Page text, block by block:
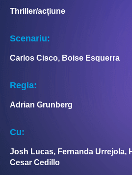
Thriller/acțiune
Scenariu:
Carlos Cisco, Boise Esquerra
Regia:
Adrian Grunberg
Cu:
Josh Lucas, Fernanda Urrejola,
Cesar Cedillo